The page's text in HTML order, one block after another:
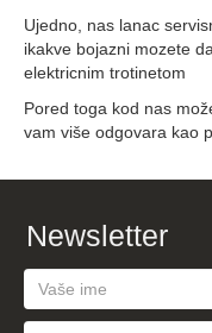
Ujedno, nas lanac
ikakve bojazni mozete
elektricnim trotinetom
Pored toga kod nas
vam više odgovara kao
Newsletter